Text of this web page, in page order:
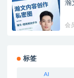
瀚
会
标签
AI